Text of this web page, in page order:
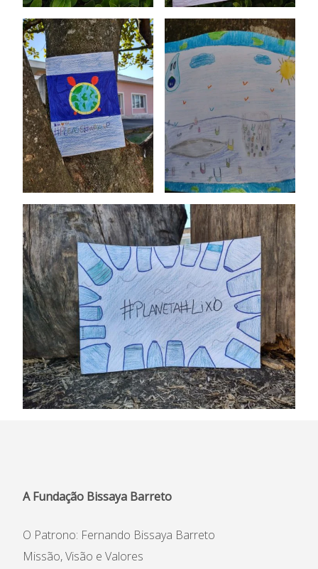
A Fundação Bissaya Barreto
O Patrono: Fernando Bissaya Barreto
Missão, Visão e Valores